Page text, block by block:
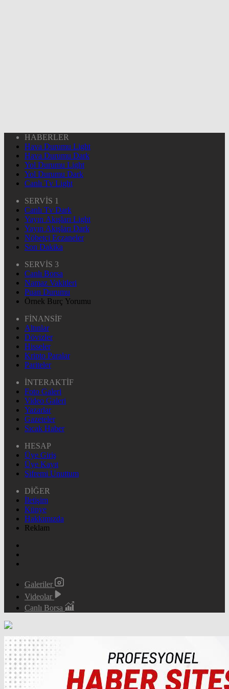
HABERLER
Hava Durumu Light
Hava Durumu Dark
Yol Durumu Light
Yol Durumu Dark
Canlı Tv Light
SERVİS 1
Canlı Tv Dark
Yayın Akışları Light
Yayın Akışları Dark
Nöbetçi Eczaneler
Son Dakika
SERVİS 3
Canlı Borsa
Namaz Vakitleri
Puan Durumu
Örnek Burç Yorumu
FİNANSİF
Altınlar
Dövizler
Hisseler
Kripto Paralar
Pariteler
İNTERAKTİF
Foto Galeri
Video Galeri
Yazarlar
Gazeteler
Sıcak Haber
HESAP
Üye Giriş
Üye Kayıt
Şifremi Unuttum
DİĞER
İletişim
Künye
Hakkımızda
Reklam
Galeriler
Videolar
Canlı Borsa